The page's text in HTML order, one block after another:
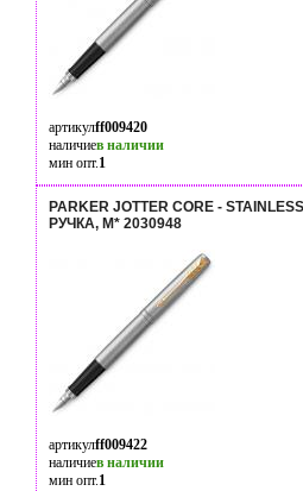
артикулff009420
наличиев наличии
мин опт.1
PARKER JOTTER CORE -
РУЧКА, M* 2030948
артикулff009422
наличиев наличии
мин опт.1